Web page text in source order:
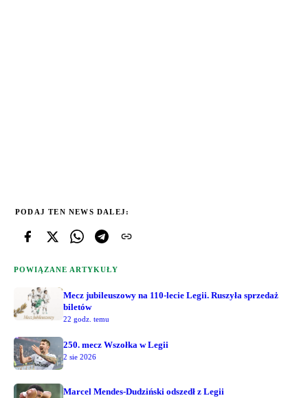
PODAJ TEN NEWS DALEJ:
POWIĄZANE ARTYKUŁY
Mecz jubileuszowy na 110-lecie Legii. Ruszyła sprzedaż
biletów
22 godz. temu
250. mecz Wszołka w Legii
2 sie 2026
Marcel Mendes-Dudziński odszedł z Legii